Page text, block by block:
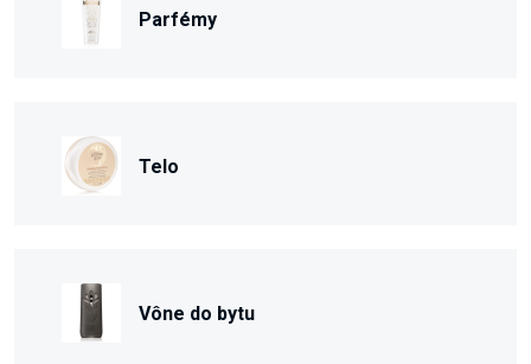
Parfémy
Telo
Vône do bytu